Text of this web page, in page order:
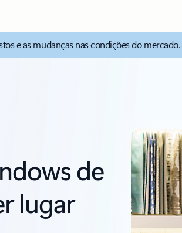
e as mudanças nas condições do mercado.
de
lugar